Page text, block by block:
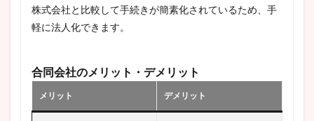
株式会社と比較して手続きが簡素化されているため、手
軽に法人化できます。
合同会社のメリット・デメリット
メリット デメリット